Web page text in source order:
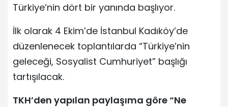
Türkiye’nin dört bir yanında başlıyor.
İlk olarak 4 Ekim’de İstanbul Kadıköy’de
düzenlenecek toplantılarda “Türkiye’nin
geleceği, Sosyalist Cumhuriyet” başlığı
tartışılacak.
TKH’den yapılan paylaşıma göre “Ne